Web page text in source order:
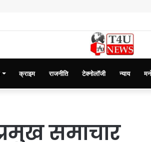
क्राइम राजनीति टेक्नोलॉजी न्याय
समाचार